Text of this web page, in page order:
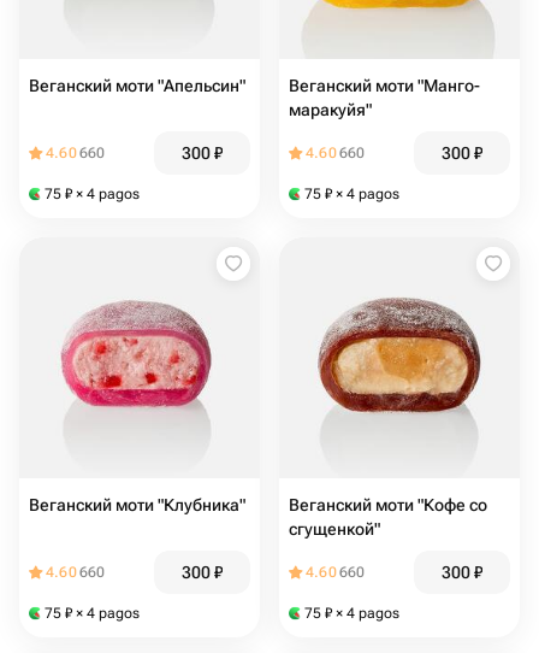
Веганский моти "Апельсин"
4.60660 300₽
75 ₽ × 4 pagos
Веганский моти "Манго-
маракуйя"
4.60660 300₽
75 ₽ × 4 pagos
Веганский моти "Клубника"
4.60660 300₽
75 ₽ × 4 pagos
Веганский моти "Кофе со
сгущенкой"
4.60660 300₽
75 ₽ × 4 pagos